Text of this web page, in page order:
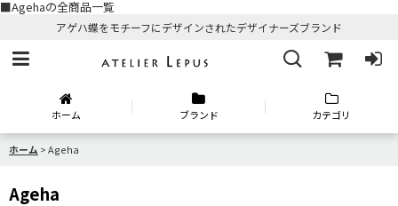
■Agehaの全商品一覧
アゲハ蝶をモチーフにデザインされたデザイナーズブランド
ホーム ブランド カテゴリ
ホーム >Ageha
Ageha